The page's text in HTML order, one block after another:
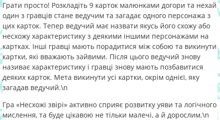
Грати просто! Розкладіть 9 карток малюнками догори та нехай
один з гравців стане ведучим та загадає одного персонажа з
цих карток. Тепер ведучий має назвати якусь його схожу або
несхожу характеристику з деякими іншими персонажами на
картках. Інші гравці мають порадитися між собою та викинути
картки, які вважають зайвими. Після цього ведучий знову
називає характеристику і гравці знову мають позбавитися
деяких карток. Мета викинути усі картки, окрім однієї, яку
загадав ведучий.\n
Гра «Несхожі звірі» активно сприяє розвитку уяви та логічного
мислення, та буде цікавою не тільки малечі, а й дорослим.\n